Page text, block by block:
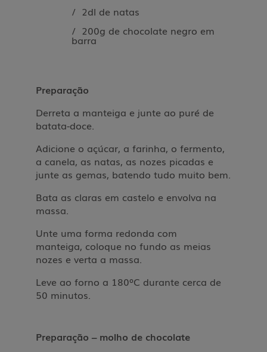
/ 2dl de natas
/ 200g de chocolate negro em
barra
Preparação
Derreta a manteiga e junte ao puré de
batata-doce.
Adicione o açúcar, a farinha, o fermento,
a canela, as natas, as nozes picadas e
junte as gemas, batendo tudo muito bem.
Bata as claras em castelo e envolva na
massa.
Unte uma forma redonda com
manteiga, coloque no fundo as meias
nozes e verta a massa.
Leve ao forno a 180ºC durante cerca de
50 minutos.
Preparação – molho de chocolate